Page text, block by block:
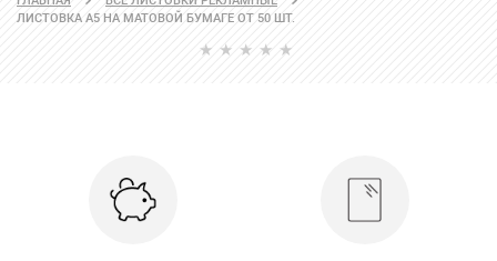
ЛИСТОВКА А5 НА МАТОВОЙ БУМАГЕ ОТ 50 ШТ.